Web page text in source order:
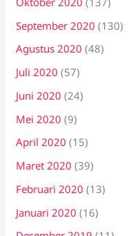
September 2020 (130)
Agustus 2020 (48)
Juli 2020 (57)
Juni 2020 (24)
Mei 2020 (9)
April 2020 (15)
Maret 2020 (39)
Februari 2020 (13)
Januari 2020 (16)